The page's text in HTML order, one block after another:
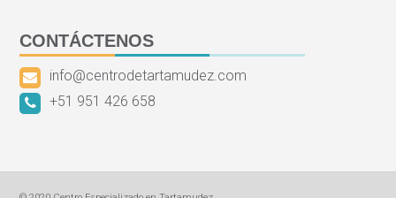
CONTÁCTENOS
info@centrodetartamudez.com
+51 951 426 658